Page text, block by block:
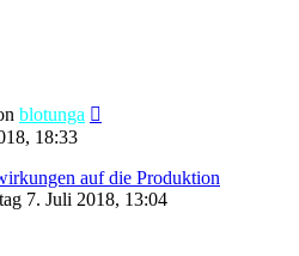
blotunga
18:33
auf die Produktion
7. Juli 2018, 13:04